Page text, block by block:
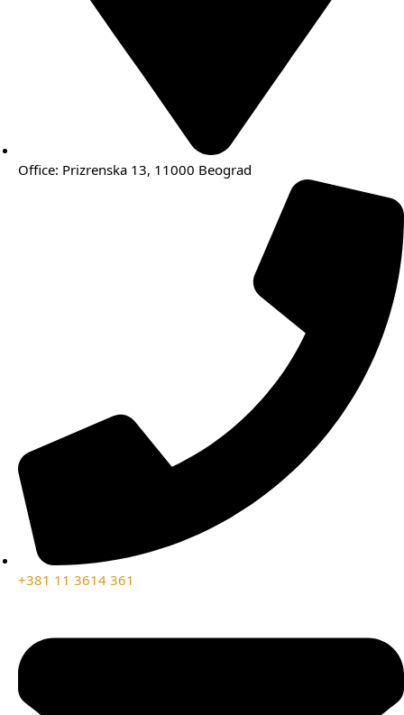
Office: Prizrenska 13, 11000 Beograd
+381 11 3614 361